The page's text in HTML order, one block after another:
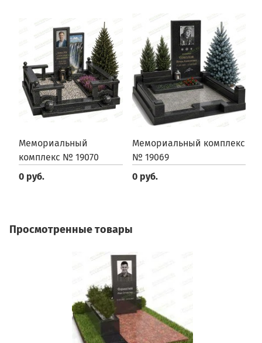
Мемориальный
комплекс № 19070
0 руб.
Мемориальный комплекс
№ 19069
0 руб.
Просмотренные товары